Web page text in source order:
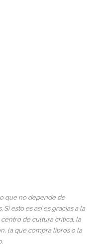
que no depende de
esto es así es gracias a la
de cultura crítica, la
la que compra libros o la